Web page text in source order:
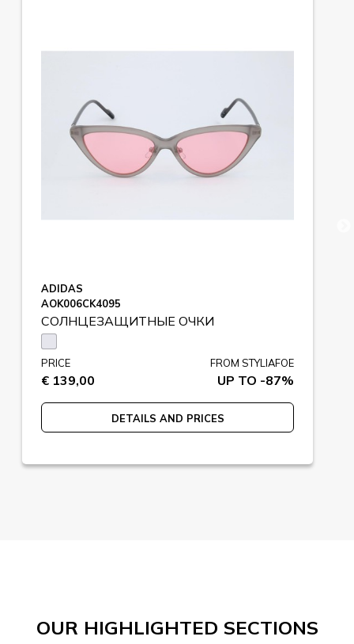
ADIDAS
AOK006CK4095
СОЛНЦЕЗАЩИТНЫЕ ОЧКИ
PRICE
€ 139,00
FROM STYLIAFOE
UP TO -87%
DETAILS AND PRICES
OUR HIGHLIGHTED SECTIONS